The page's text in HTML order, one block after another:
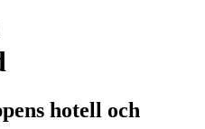
hotell och